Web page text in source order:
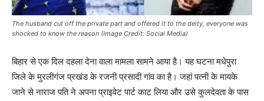
The husband cut off the private part and offered it to the deity, everyone was
shocked to know the reason (Image Credit: Social Media)
बिहार से एक दिल दहला देना वाला मामला सामने आया है। यह घटना मधेपुरा
जिले के मुरलीगंज प्रखंड के रजनी प्रसादी गांव का है। जहां पत्नी के मायके
जाने से नाराज पति ने अपना प्राइवेट पार्ट काट लिया और उसे कुलदेवता के पास